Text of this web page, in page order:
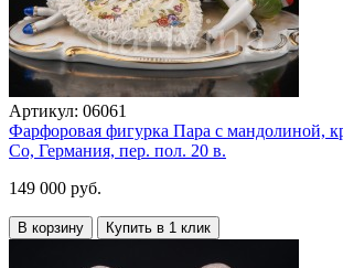
Артикул: 06061
Фарфоровая фигурка Пара с мандолиной,
Co, Германия, пер. пол. 20 в.
149 000 руб.
В корзину Купить в 1 клик